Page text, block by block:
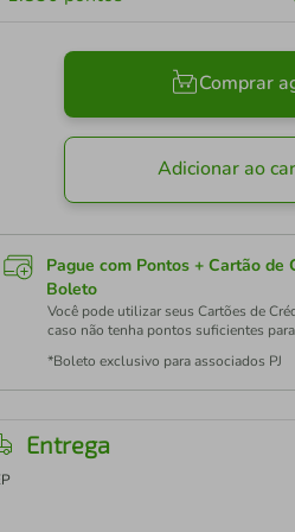
Comprar
Adicionar ao
Pague com Pontos + Cartão de
Boleto
Você pode utilizar seus Cartões de
caso não tenha pontos suficientes
*Boleto exclusivo para associados PJ
Entrega